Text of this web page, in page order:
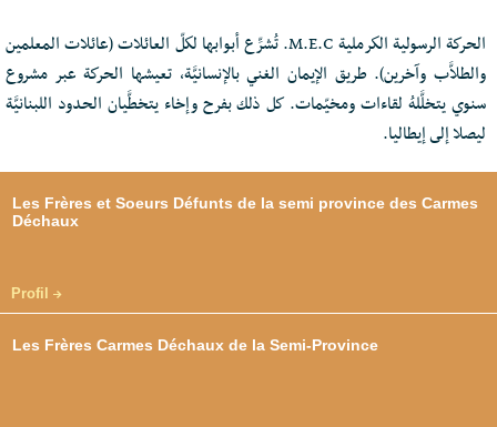
الحركة الرسولية الكرملية M.E.C. تُشرِّع أبوابها لكلّ العائلات (عائلات المعلمين
والطلاَّب وآخرين). طريق الإيمان الغني بالإنسانيَّة، تعيشها الحركة عبر مشروع
سنوي يتخلَّلهُ لقاءات ومخيّمات. كل ذلك بفرح وإخاء يتخطَّيان الحدود اللبنانيَّة
ليصلا إلى إيطاليا.
Les Frères et Soeurs Défunts de la semi province des Carmes
Déchaux
Profil
Les Frères Carmes Déchaux de la Semi-Province